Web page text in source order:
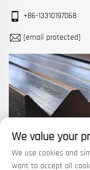
+86-13310197068
[email protected]
We value your
We use cookies and
want to accept all